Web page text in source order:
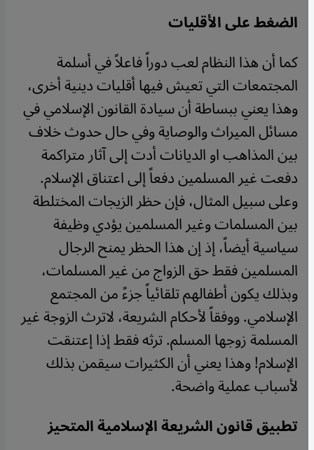
الضغط على الأقليات
كما أن هذا النظام لعب دوراً فاعلاً في أسلمة
المجتمعات التي تعيش فيها أقليات دينية أخرى،
وهذا يعني ببساطة أن سيادة القانون الإسلامي في
مسائل الميراث والوصاية وفي حال حدوث خلاف
بين المذاهب او الديانات أدت إلى آثار متراكمة
دفعت غير المسلمين دفعاً إلى اعتناق الإسلام.
وعلى سبيل المثال، فإن حظر الزيجات المختلطة
بين المسلمات وغير المسلمين يؤدي وظيفة
سياسية أيضاً، إذ إن هذا الحظر يمنح الرجال
المسلمين فقط حق الزواج من غير المسلمات،
وبذلك يكون أطفالهم تلقائياً جزءً من المجتمع
الإسلامي. ووفقاً لأحكام الشريعة، لاترث الزوجة غير
المسلمة زوجها المسلم. ترثه فقط إذا إعتنقت
الإسلام! وهذا يعني أن الكثيرات سيقمن بذلك
لأسباب عملية واضحة.
تطبيق قانون الشريعة الإسلامية المتحيز